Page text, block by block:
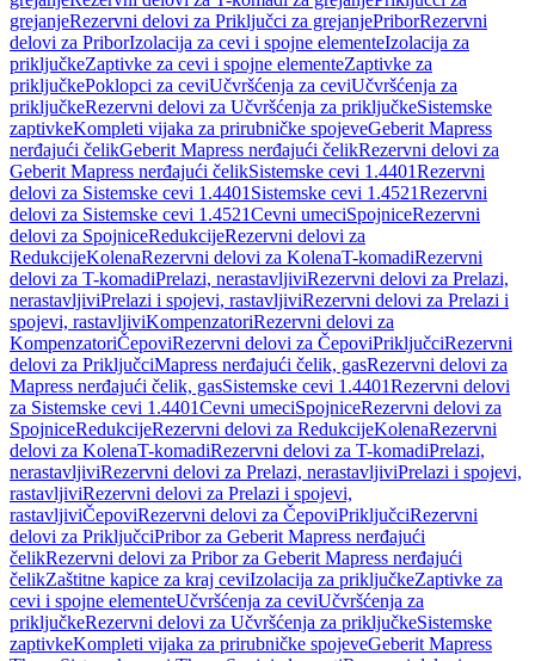
grejanjeRezervni delovi za Priključci za grejanjePriborRezervni
delovi za PriborIzolacija za cevi i spojne elementeIzolacija za
priključkeZaptivke za cevi i spojne elementeZaptivke za
priključkePoklopci za ceviUčvršćenja za ceviUčvršćenja za
priključkeRezervni delovi za Učvršćenja za priključkeSistemske
zaptivkeKompleti vijaka za prirubničke spojeveGeberit Mapress
nerđajući čelikGeberit Mapress nerđajući čelikRezervni delovi za
Geberit Mapress nerđajući čelikSistemske cevi 1.4401Rezervni
delovi za Sistemske cevi 1.4401 Sistemske cevi 1.4521Rezervni
delovi za Sistemske cevi 1.4521Cevni umeciSpojniceRezervni
delovi za SpojniceRedukcijeRezervni delovi za
RedukcijeKolenaRezervni delovi za KolenaT-komadiRezervni
delovi za T-komadiPrelazi, nerastavljiviRezervni delovi za Prelazi,
nerastavljiviPrelazi i spojevi, rastavljiviRezervni delovi za Prelazi i
spojevi, rastavljiviKompenzatoriRezervni delovi za
KompenzatoriČepoviRezervni delovi za ČepoviPriključciRezervni
delovi za PriključciMapress nerđajući čelik, gasRezervni delovi za
Mapress nerđajući čelik, gasSistemske cevi 1.4401Rezervni delovi
za Sistemske cevi 1.4401Cevni umeciSpojniceRezervni delovi za
SpojniceRedukcijeRezervni delovi za RedukcijeKolenaRezervni
delovi za KolenaT-komadiRezervni delovi za T-komadiPrelazi,
nerastavljiviRezervni delovi za Prelazi, nerastavljiviPrelazi i spojevi,
rastavljiviRezervni delovi za Prelazi i spojevi,
rastavljiviČepoviRezervni delovi za ČepoviPriključciRezervni
delovi za PriključciPribor za Geberit Mapress nerđajući
čelikRezervni delovi za Pribor za Geberit Mapress nerđajući
čelikZaštitne kapice za kraj ceviIzolacija za priključkeZaptivke za
cevi i spojne elementeUčvršćenja za ceviUčvršćenja za
priključkeRezervni delovi za Učvršćenja za priključkeSistemske
zaptivkeKompleti vijaka za prirubničke spojeveGeberit Mapress